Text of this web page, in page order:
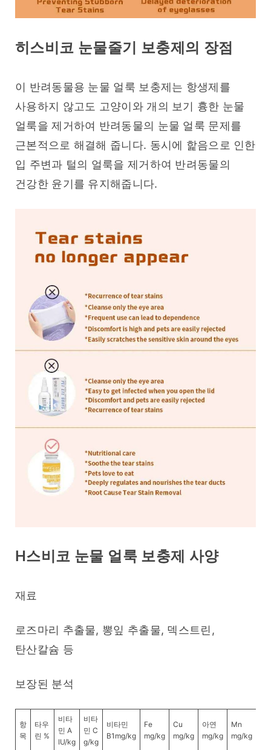
히스비코 눈물줄기 보충제의 장점
이 반려동물용 눈물 얼룩 보충제는 항생제를
사용하지 않고도 고양이와 개의 보기 흉한 눈물
얼룩을 제거하여 반려동물의 눈물 얼룩 문제를
근본적으로 해결해 줍니다. 동시에 핥음으로 인한
입 주변과 털의 얼룩을 제거하여 반려동물의
건강한 윤기를 유지해줍니다.
H스비코 눈물 얼룩 보충제 사양
재료
로즈마리 추출물, 뽕잎 추출물, 덱스트린,
탄산칼슘 등
보장된 분석
항
목
타우
린 %
비타
민 A
IU/kg
비타
민 C
g/kg
비타민
B1mg/kg
Fe
mg/kg
Cu
mg/kg
아연
mg/kg
Mn
mg/kg